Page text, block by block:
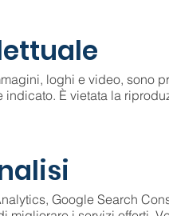
loghi e video, sono
È vietata la
Google Search